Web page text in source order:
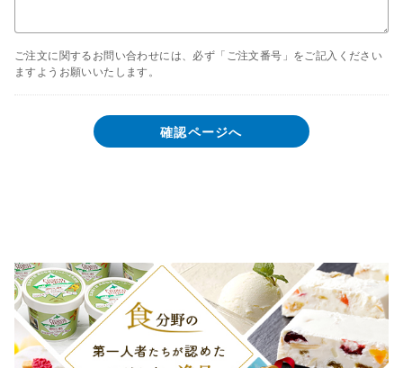
ご注文に関するお問い合わせには、必ず「ご注文番号」をご記入ください
ますようお願いいたします。
確認ページへ